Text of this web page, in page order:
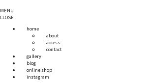
MENU
CLOSE
home
about
access
contact
gallery
blog
online shop
instagram